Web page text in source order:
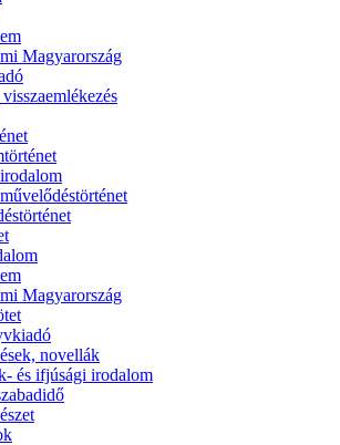
Magyarország
Magyarország
novellák
és ifjúsági irodalom